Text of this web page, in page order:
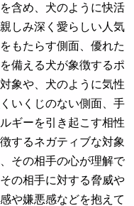
含め、犬のように快活
しみ深く愛らしい人気
もたらす側面、優れた
備える犬が象徴するポ
象や、犬のように気性
いくじのない側面、手
ギーを引き起こす相性
するネガティブな対象
その相手の心が理解で
の相手に対する脅威や
や嫌悪感などを抱えて